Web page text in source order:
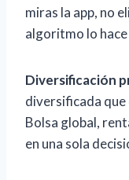
miras la app, no
algoritmo lo
Diversificación
diversificada
Bolsa global,
en una sola